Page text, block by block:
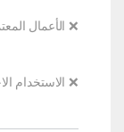
❌ الأعمال
❌ الاستخدام